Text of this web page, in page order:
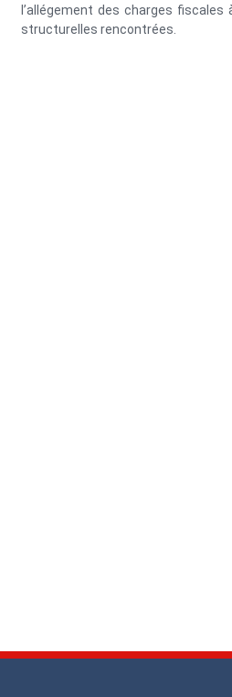
l’allégement des charges
structurelles rencontrées.